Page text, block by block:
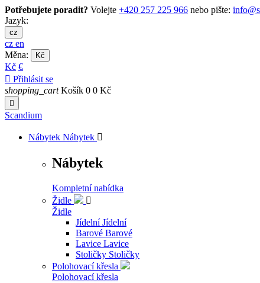
Potřebujete poradit? Volejte +420 257 225 966 nebo pište:
Jazyk:
cz
cz en
Měna:
Kč
Kč €
 Přihlásit se
shopping_cart Košík 0 0 Kč

Scandium
Nábytek Nábytek 
Nábytek
Kompletní nabídka
Židle

Židle
Jídelní Jídelní
Barové Barové
Lavice Lavice
Stoličky Stoličky
Polohovací křesla
Polohovací křesla